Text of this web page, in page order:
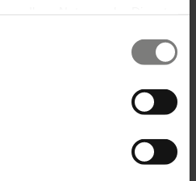
Atmosphäre.
dabei ebenso
eingebunden.